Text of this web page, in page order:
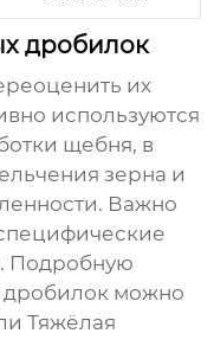
дробилок
их
используются
щебня, в
зерна и
Важно
Подробную
дробилок можно
Тяжёлая